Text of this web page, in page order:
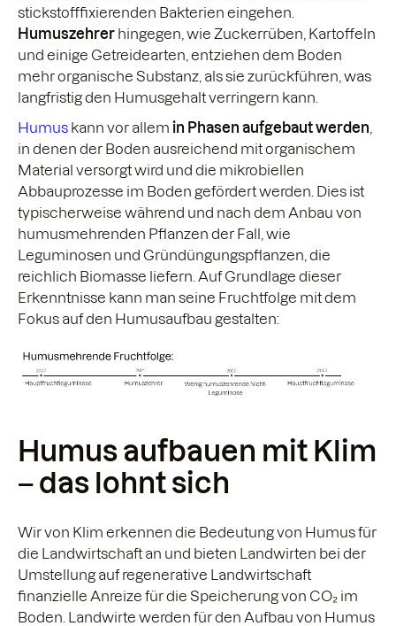
stickstofffixierenden Bakterien eingehen.
Humuszehrer hingegen, wie Zuckerrüben, Kartoffeln
und einige Getreidearten, entziehen dem Boden
mehr organische Substanz, als sie zurückführen, was
langfristig den Humusgehalt verringern kann.
Humus kann vor allem in Phasen aufgebaut werden
in denen der Boden ausreichend mit organischem
Material versorgt wird und die mikrobiellen
Abbauprozesse im Boden gefördert werden. Dies ist
typischerweise während und nach dem Anbau von
humusmehrenden Pflanzen der Fall, wie
Leguminosen und Gründüngungspflanzen, die
reichlich Biomasse liefern. Auf Grundlage dieser
Erkenntnisse kann man seine Fruchtfolge mit dem
Fokus auf den Humusaufbau gestalten:
Humus aufbauen mit Klim
– das lohnt sich
Wir von Klim erkennen die Bedeutung von Humus für
die Landwirtschaft an und bieten Landwirten bei der
Umstellung auf regenerative Landwirtschaft
finanzielle Anreize für die Speicherung von CO₂ im
Boden. Landwirte werden für den Aufbau von Humus